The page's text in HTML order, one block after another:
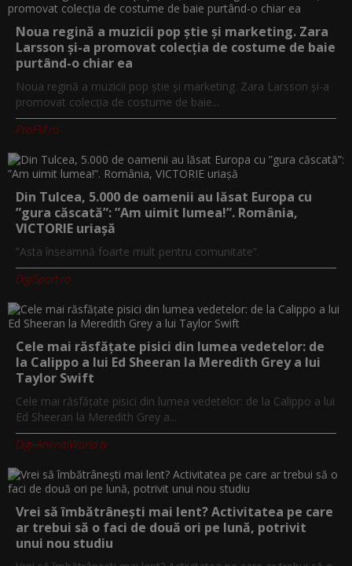
Noua regină a muzicii pop știe și marketing. Zara
Larsson și-a promovat colecția de costume de baie
purtând-o chiar ea
Noua regină a muzicii pop știe și marketing. Zara Larsson și-a
promovat colecția de costume de baie...
ProFM.ro
Din Tulcea, 5.000 de oamenii au lăsat Europa cu
”gura căscată”: ”Am uimit lumea!”. România,
VICTORIE uriașă
”Asta înseamnă foarte mult pentru comunitate”.
DigiSport.ro
Cele mai răsfățate pisici din lumea vedetelor: de
la Calippo a lui Ed Sheeran la Meredith Grey a lui
Taylor Swift
Cele mai răsfățate pisici din lumea vedetelor: de la Calippo a lui
Ed Sheeran la Meredith Grey a...
Digi-AnimalWorld.tv
Vrei să îmbătrânești mai lent? Activitatea pe care
ar trebui să o faci de două ori pe lună, potrivit
unui nou studiu